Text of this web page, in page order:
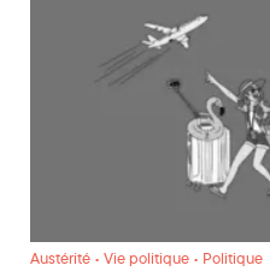
« Over Welvaart » et la
Austérité • Vie politique • Politique